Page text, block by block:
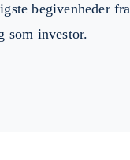
begivenheder
som investor.